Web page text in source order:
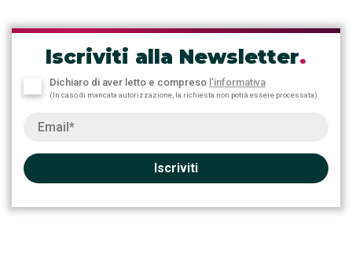
Iscriviti alla Newsletter.
Dichiaro di aver letto e compreso l’informativa
(In caso di mancata autorizzazione, la richiesta non potrà essere processata)
Iscriviti